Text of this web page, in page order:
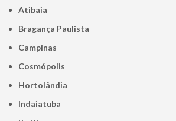
Atibaia
Bragança Paulista
Campinas
Cosmópolis
Hortolândia
Indaiatuba